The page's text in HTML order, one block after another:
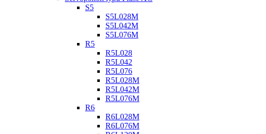
S5
S5L028M
S5L042M
S5L076M
R5
R5L028
R5L042
R5L076
R5L028M
R5L042M
R5L076M
R6
R6L028M
R6L076M